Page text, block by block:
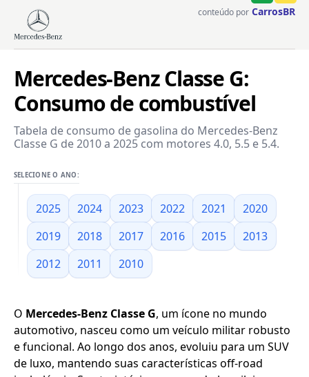
conteúdo por CarrosBR
Mercedes-Benz Classe G:
Consumo de combustível
Tabela de consumo de gasolina do Mercedes-Benz
Classe G de 2010 a 2025 com motores 4.0, 5.5 e 5.4.
SELECIONE O ANO:
2025 2024 2023 2022 2021
2020
2019
2018 2017 2016 2015
2013
2012
2011 2010
O Mercedes-Benz Classe G, um ícone no mundo
automotivo, nasceu como um veículo militar robusto
e funcional. Ao longo dos anos, evoluiu para um SUV
de luxo, mantendo suas características off-road